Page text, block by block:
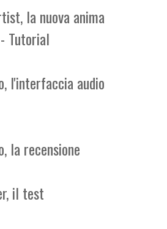
la nuova anima
Tutorial
l'interfaccia audio
la recensione
il test